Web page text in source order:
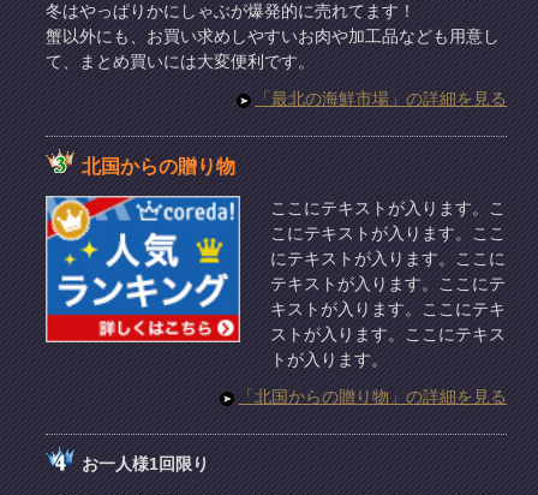
冬はやっぱりかにしゃぶが爆発的に売れてます！
蟹以外にも、お買い求めしやすいお肉や加工品なども用意し
て、まとめ買いには大変便利です。
「最北の海鮮市場」の詳細を見る
北国からの贈り物
ここにテキストが入ります。こ
こにテキストが入ります。ここ
にテキストが入ります。ここに
テキストが入ります。ここにテ
キストが入ります。ここにテキ
ストが入ります。ここにテキス
トが入ります。
「北国からの贈り物」の詳細を見る
お一人様1回限り